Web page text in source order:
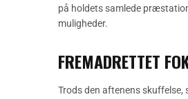
på holdets samlede
muligheder.
FREMADRETTET
Trods den aftenens skuffelse,